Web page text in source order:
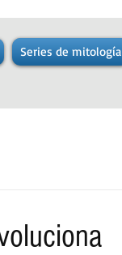
Series de mitología